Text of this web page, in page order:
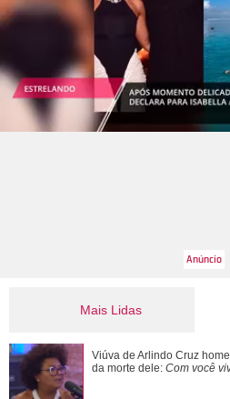
Mais Lidas
Zé Felipe manda recado
pede segredo: - Dá
Viúva de Arlindo Cruz
da morte dele: Com você